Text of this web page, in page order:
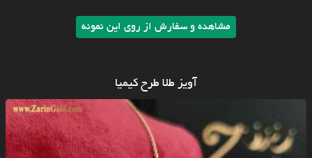
مشاهده و سفارش از روی این نمونه
آویز طلا طرح کیمیا